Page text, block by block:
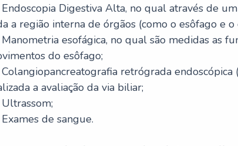
Endoscopia Digestiva Alta, no qual através de
a região interna de órgãos (como o esôfago e o
Manometria esofágica, no qual são medidas as
do esôfago;
Colangiopancreatografia retrógrada endoscópica
a avaliação da via biliar;
Ultrassom;
Exames de sangue.